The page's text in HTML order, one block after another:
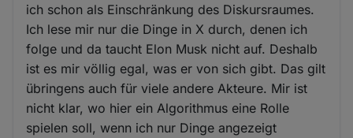
ich schon als Einschränkung des Diskursraumes.
Ich lese mir nur die Dinge in X durch, denen ich
folge und da taucht Elon Musk nicht auf. Deshalb
ist es mir völlig egal, was er von sich gibt. Das gilt
übringens auch für viele andere Akteure. Mir ist
nicht klar, wo hier ein Algorithmus eine Rolle
spielen soll, wenn ich nur Dinge angezeigt